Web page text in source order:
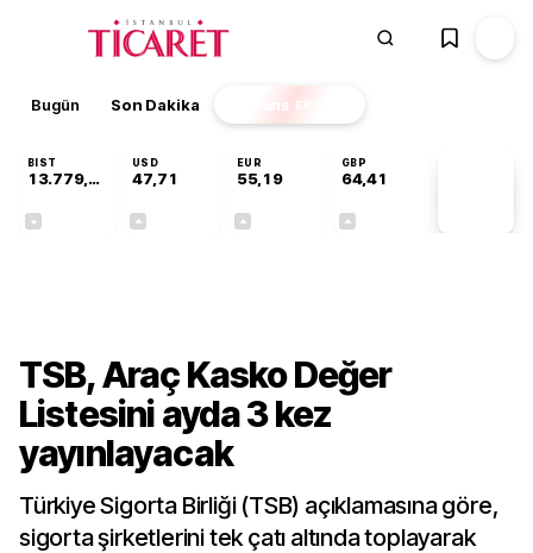
Bugün Son Dakika Finans EKSTRA
BIST
13.779,39
USD
47,71
EUR
55,19
GBP
64,41
TSB, Araç Kasko Değer
Listesini ayda 3 kez
yayınlayacak
Türkiye Sigorta Birliği (TSB) açıklamasına göre,
sigorta şirketlerini tek çatı altında toplayarak